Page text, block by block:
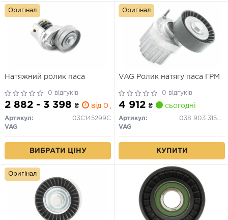
Натяжний ролик паса
0 відгуків
2 882 - 3 398 ₴ від 0 дн.
Артикул:
03C145299C
VAG
ВИБРАТИ ЦІНУ
Оригінал
VAG Ролик натягу паса ГРМ
0 відгуків
4 912 ₴ сьогодні
Артикул:
038 903 315AM
VAG
КУПИТИ
Оригінал
Оригінал